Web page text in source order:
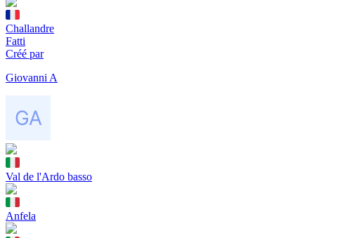
Challandre
Fatti
Créé par
Giovanni A
Val de l'Ardo basso
Anfela